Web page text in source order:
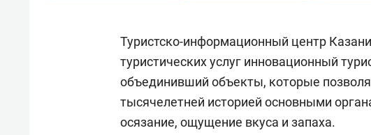
Туристско-информационный центр
туристических услуг инновационный
объединивший объекты, которые
тысячелетней историей основными
осязание, ощущение вкуса и запаха.
создают оазис жилого
Рекомендуем
150 камер до
ID вместо